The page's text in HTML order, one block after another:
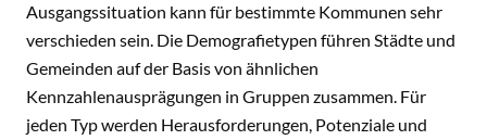
Ausgangssituation kann für bestimmte Kommunen sehr
verschieden sein. Die Demografietypen führen Städte und
Gemeinden auf der Basis von ähnlichen
Kennzahlenausprägungen in Gruppen zusammen. Für
jeden Typ werden Herausforderungen, Potenziale und